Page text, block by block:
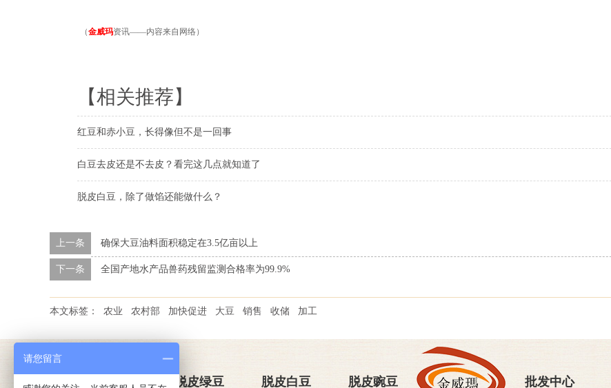
（金威玛资讯——内容来自网络）
【相关推荐】
红豆和赤小豆，长得像但不是一回事
白豆去皮还是不去皮？看完这几点就知道了
脱皮白豆，除了做馅还能做什么？
上一条 确保大豆油料面积稳定在3.5亿亩以上
下一条 全国产地水产品兽药残留监测合格率为99.9%
本文标签： 农业 农村部 加快促进 大豆 销售 收储 加工
关于金威玛 脱皮绿豆 脱皮白豆 脱皮豌豆 批发中心
请您留言